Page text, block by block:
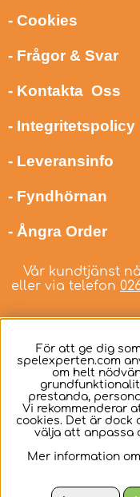
- Cookies
- Frågor & Svar
- Kontakta Oss
- Integritetspolicy
- Leveransinfo
- Fyndhörnan
- Ångra Order
Vår kundtjänst
eller via telefon
Svenska
För att ge dig
spelexperten.com
om helt
prestanda,
Vi rekommenderar
cookies. Det är dock
välja att anpassa
Mer information